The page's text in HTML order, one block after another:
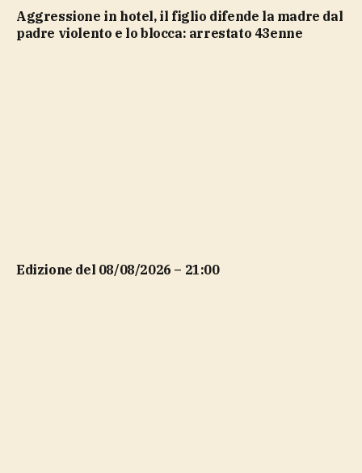
Aggressione in hotel, il figlio difende la madre dal
padre violento e lo blocca: arrestato 43enne
Edizione del 08/08/2026 – 21:00